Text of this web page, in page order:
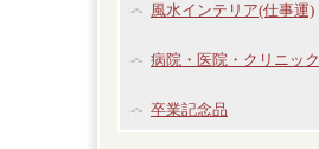
風水インテリア(仕事運)
病院・医院・クリニック
卒業記念品